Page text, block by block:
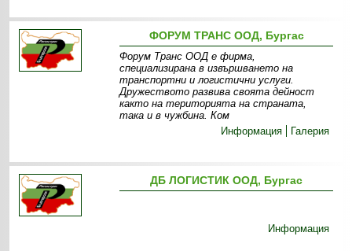
ФОРУМ ТРАНС ООД, Бургас
Форум Транс ООД е фирма,
специализирана в извършването на
транспортни и логистични услуги.
Дружеството развива своята дейност
както на територията на страната,
така и в чужбина. Ком
Информация
Галерия
ДБ ЛОГИСТИК ООД, Бургас
Информация